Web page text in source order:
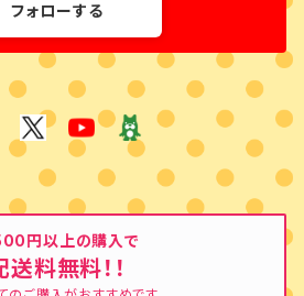
フォローする
円以上の購入で
送料無料！！